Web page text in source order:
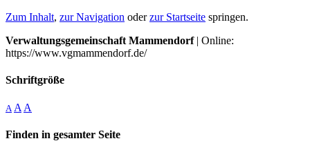
Zum Inhalt, zur Navigation oderzur Startseite springen.
Verwaltungsgemeinschaft Mammendorf| Online:
https://www.vgmammendorf.de/
Schriftgröße
A A A
Finden in gesamter Seite